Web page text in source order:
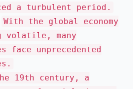
a turbulent period.
With the global economy
volatile, many
face unprecedented
19th century, a